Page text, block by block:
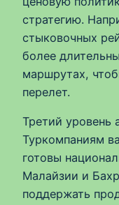
стратегию.
стыковочных
более
маршрутах,
перелет.
Третий уровень
Туркомпаниям
готовы
Малайзии и
поддержать